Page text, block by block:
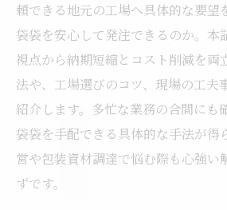
頼できる地元の工場へ具体的な要望
袋袋を安心して発注できるのか。本
視点から納期短縮とコスト削減を両
法や、工場選びのコツ、現場の工夫
紹介します。多忙な業務の合間にも
袋袋を手配できる具体的な手法が得
営や包装資材調達で悩む際も心強い
ずです。